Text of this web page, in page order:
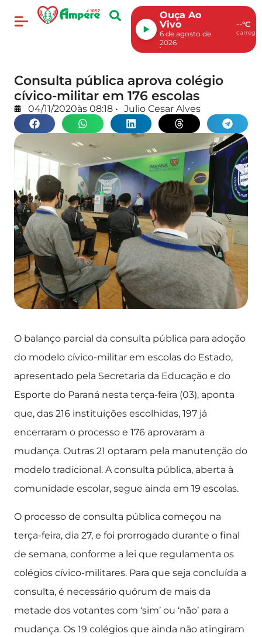
Ouça Ao
Vivo
6 de agosto de
2026
--°C
Consulta pública aprova colégio
cívico-militar em 176 escolas
04/11/2020às 08:18 • Julio Cesar Alves
O balanço parcial da consulta pública para adoção
do modelo cívico-militar em escolas do Estado,
apresentado pela Secretaria da Educação e do
Esporte do Paraná nesta terça-feira (03), aponta
que, das 216 instituições escolhidas, 197 já
encerraram o processo e 176 aprovaram a
mudança. Outras 21 optaram pela manutenção do
modelo tradicional. A consulta pública, aberta à
comunidade escolar, segue ainda em 19 escolas.
O processo de consulta pública começou na
terça-feira, dia 27, e foi prorrogado durante o final
de semana, conforme a lei que regulamenta os
colégios cívico-militares. Para que seja concluída a
consulta, é necessário quórum de mais da
metade dos votantes com ‘sim’ ou ‘não’ para a
mudança. Os 19 colégios que ainda não atingiram